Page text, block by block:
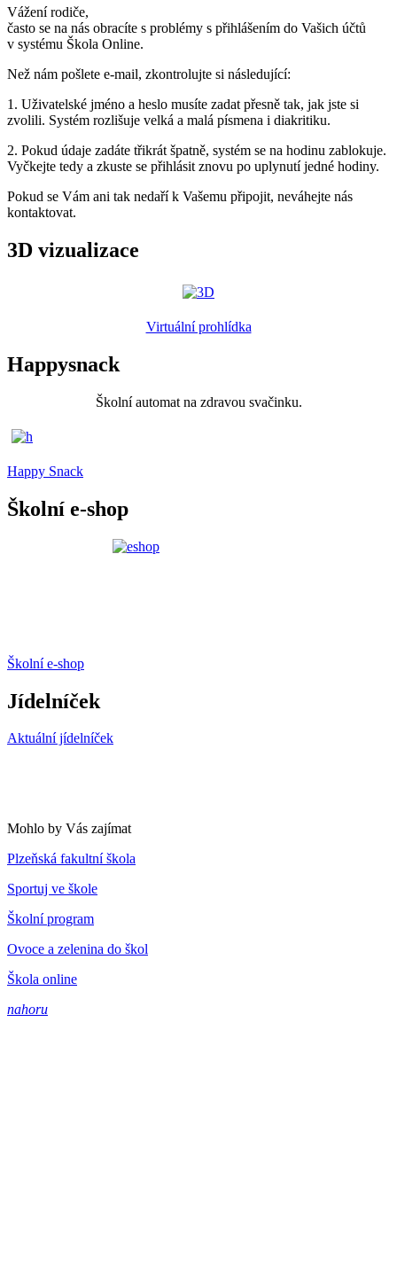
Vážení rodiče,
často se na nás obracíte s problémy s přihlášením do Vašich účtů
v systému Škola Online.
Než nám pošlete e-mail, zkontrolujte si následující:
1. Uživatelské jméno a heslo musíte zadat přesně tak, jak jste si
zvolili. Systém rozlišuje velká a malá písmena i diakritiku.
2. Pokud údaje zadáte třikrát špatně, systém se na hodinu zablokuje.
Vyčkejte tedy a zkuste se přihlásit znovu po uplynutí jedné hodiny.
Pokud se Vám ani tak nedaří k Vašemu připojit, neváhejte nás
kontaktovat.
3D vizualizace
Virtuální prohlídka
Happysnack
Školní automat na zdravou svačinku.
Happy Snack
Školní e-shop
Školní e-shop
Jídelníček
Aktuální jídelníček
Mohlo by Vás zajímat
Plzeňská fakultní škola
Sportuj ve škole
Školní program
Ovoce a zelenina do škol
Škola online
nahoru